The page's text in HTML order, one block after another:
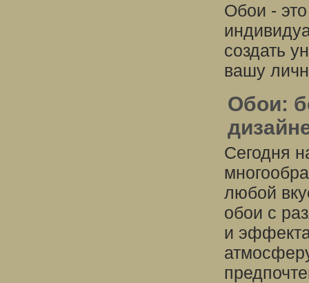
Обои -
создать
вашу
Обои:
Сегодня
любой
обои с
и